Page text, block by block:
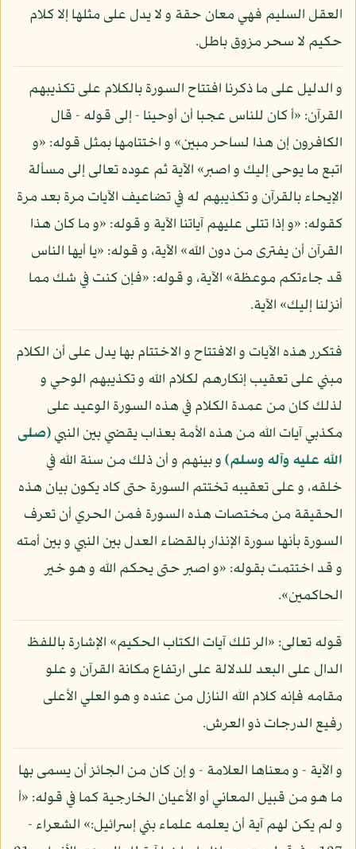
العقل السليم فهي معان حقة و لا يدل على مثلها إلا كلام
حكيم لا سحر مزوق باطل.
و الدليل على ما ذكرنا افتتاح السورة بالكلام على تكذيبهم
القرآن: «أ كان للناس عجبا أن أوحينا - إلى قوله - قال
الكافرون إن هذا لساحر مبين» و اختتامها بمثل قوله: «و
اتبع ما يوحى إليك و اصبر» الآية ثم عوده تعالى إلى مسألة
الإيحاء بالقرآن و تكذيبهم له في تضاعيف الآيات مرة بعد مرة
كقوله: «و إذا تتلى عليهم آياتنا الآية و قوله: «و ما كان هذا
القرآن أن يفترى من دون الله» الآية، و قوله: «يا أيها الناس
قد جاءتكم موعظة» الآية، و قوله: «فإن كنت في شك مما
أنزلنا إليك» الآية.
فتكرر هذه الآيات و الافتتاح و الاختتام بها يدل على أن الكلام
مبني على تعقيب إنكارهم لكلام الله و تكذيبهم الوحي و
لذلك كان من عمدة الكلام في هذه السورة الوعيد على
مكذبي آيات الله من هذه الأمة بعذاب يقضي بين النبي(صلى
الله عليه وآله وسلم)و بينهم و أن ذلك من سنة الله في
خلقه، و على تعقيبه تختتم السورة حتى كاد يكون بيان هذه
الحقيقة من مختصات هذه السورة فمن الحري أن تعرف
السورة بأنها سورة الإنذار بالقضاء العدل بين النبي و بين أمته
و قد اختتمت بقوله: «و اصبر حتى يحكم الله و هو خير
الحاكمين».
قوله تعالى: «الر تلك آيات الكتاب الحكيم» الإشارة باللفظ
الدال على البعد للدلالة على ارتفاع مكانة القرآن و علو
مقامه فإنه كلام الله النازل من عنده و هو العلي الأعلى
رفيع الدرجات ذو العرش.
و الآية - و معناها العلامة - و إن كان من الجائز أن يسمى بها
ما هو من قبيل المعاني أو الأعيان الخارجية كما في قوله: «أ
و لم يكن لهم آية أن يعلمه علماء بني إسرائيل:» الشعراء -